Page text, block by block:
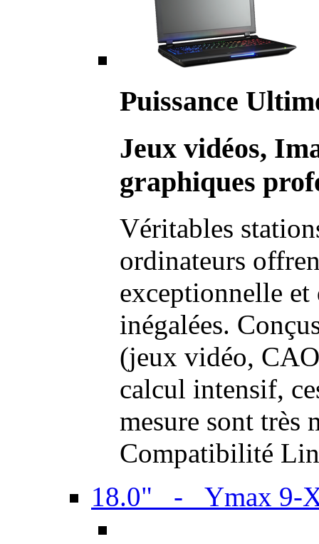
Puissance
Jeux vidéos,
graphiques
Véritables
ordinateurs
exceptionnelle et
inégalées.
(jeux vidéo,
calcul intensif,
mesure sont très
Compatibilité
18.0" - Ymax 9-